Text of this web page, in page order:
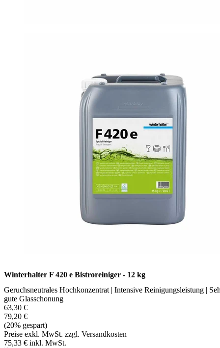
Winterhalter F 420 e Bistroreiniger - 12 kg
Geruchsneutrales Hochkonzentrat | Intensive Reinigungsleistung |
gute Glasschonung
63,30 €
79,20 €
(20% gespart)
Preise exkl. MwSt. zzgl. Versandkosten
75,33 € inkl. MwSt.